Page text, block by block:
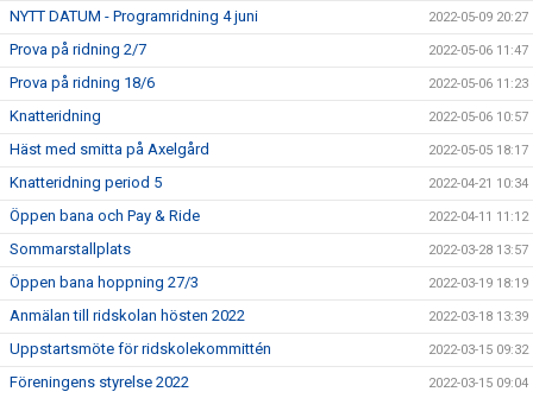
NYTT DATUM - Programridning 4 juni 2022-05-09 20:27
Prova på ridning 2/7 2022-05-06 11:47
Prova på ridning 18/6 2022-05-06 11:23
Knatteridning 2022-05-06 10:57
Häst med smitta på Axelgård 2022-05-05 18:17
Knatteridning period 5 2022-04-21 10:34
Öppen bana och Pay & Ride 2022-04-11 11:12
Sommarstallplats 2022-03-28 13:57
Öppen bana hoppning 27/3 2022-03-19 18:19
Anmälan till ridskolan hösten 2022 2022-03-18 13:39
Uppstartsmöte för ridskolekommittén 2022-03-15 09:32
Föreningens styrelse 2022 2022-03-15 09:04